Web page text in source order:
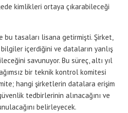
kimlikleri ortaya çıkarabileceği
bu tasaları lisana getirmişti. Şirket,
içerdiğini ve dataların yanlış
savunuyor. Bu süreç, altı yıl
bir teknik kontrol komitesi
hangi şirketlerin datalara erişim
tedbirlerinin alınacağını ve
belirleyecek.